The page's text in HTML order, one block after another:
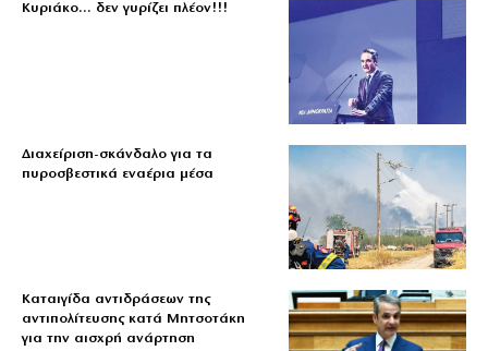
Κυριάκο… δεν γυρίζει πλέον!!!
Διαχείριση-σκάνδαλο για τα
πυροσβεστικά εναέρια μέσα
Καταιγίδα αντιδράσεων της
αντιπολίτευσης κατά Μητσοτάκη
για την αισχρή ανάρτηση